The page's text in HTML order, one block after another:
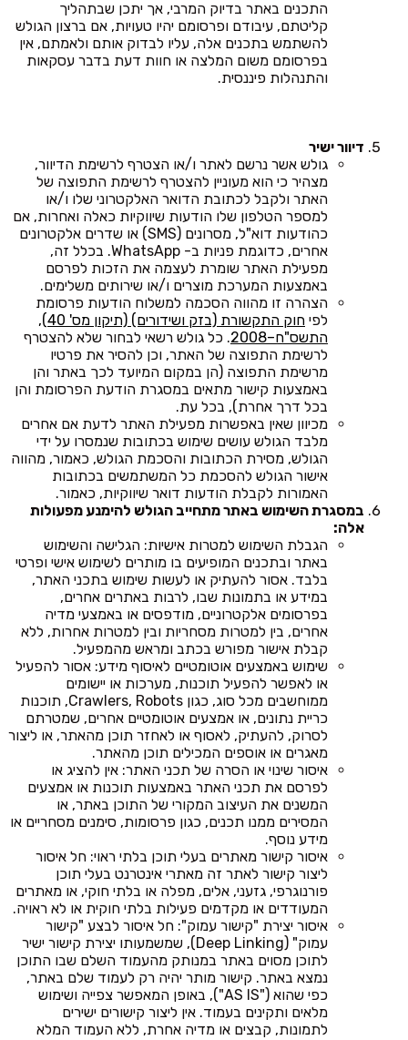
התכנים באתר בדיוק המרבי, אך יתכן שבתהליך
קליטתם, עיבודם ופרסומם יהיו טעויות, אם ברצון הגולש
להשתמש בתכנים אלה, עליו לבדוק אותם ולאמתם, אין
בפרסומם משום המלצה או חוות דעת בדבר עסקאות
והתנהלות פיננסית.
דיוור ישיר
גולש אשר נרשם לאתר ו/או הצטרף לרשימת הדיוור,
מצהיר כי הוא מעוניין להצטרף לרשימת התפוצה של
האתר ולקבל לכתובת הדואר האלקטרוני שלו ו/או
למספר הטלפון שלו הודעות שיווקיות כאלה ואחרות, אם
כהודעות דוא"ל, מסרונים (SMS) או שדרים אלקטרונים
אחרים, כדוגמת פניות ב- WhatsApp. בכלל זה,
מפעילת האתר שומרת לעצמה את הזכות לפרסם
באמצעות המערכת מוצרים ו/או שירותים משלימים.
הצהרה זו מהווה הסכמה למשלוח הודעות פרסומת
לפי
חוק התקשורת (בזק ושידורים) (תיקון מס' 40),
התשס"ח–2008
. כל גולש רשאי לבחור שלא להצטרף
לרשימת התפוצה של האתר, וכן להסיר את פרטיו
מרשימת התפוצה (הן במקום המיועד לכך באתר והן
באמצעות קישור מתאים במסגרת הודעת הפרסומת והן
בכל דרך אחרת), בכל עת.
מכיוון שאין באפשרות מפעילת האתר לדעת אם אחרים
מלבד הגולש עושים שימוש בכתובות שנמסרו על ידי
הגולש, מסירת הכתובות והסכמת הגולש, כאמור, מהווה
אישור הגולש להסכמת כל המשתמשים בכתובות
האמורות לקבלת הודעות דואר שיווקיות, כאמור.
במסגרת השימוש באתר מתחייב הגולש להימנע מפעולות
אלה:
הגבלת השימוש למטרות אישיות: הגלישה והשימוש
באתר ובתכנים המופיעים בו מותרים לשימוש אישי ופרטי
בלבד. אסור להעתיק או לעשות שימוש בתכני האתר,
במידע או בתמונות שבו, לרבות באתרים אחרים,
בפרסומים אלקטרוניים, מודפסים או באמצעי מדיה
אחרים, בין למטרות מסחריות ובין למטרות אחרות, ללא
קבלת אישור מפורש בכתב ומראש מהמפעיל.
שימוש באמצעים אוטומטיים לאיסוף מידע: אסור להפעיל
או לאפשר להפעיל תוכנות, מערכות או יישומים
ממוחשבים מכל סוג, כגון Crawlers, Robots, תוכנות
כריית נתונים, או אמצעים אוטומטיים אחרים, שמטרתם
לסרוק, להעתיק, לאסוף או לאחזר תוכן מהאתר, או ליצור
מאגרים או אוספים המכילים תוכן מהאתר.
איסור שינוי או הסרה של תכני האתר: אין להציג או
לפרסם את תכני האתר באמצעות תוכנות או אמצעים
המשנים את העיצוב המקורי של התוכן באתר, או
המסירים ממנו תכנים, כגון פרסומות, סימנים מסחריים או
מידע נוסף.
איסור קישור מאתרים בעלי תוכן בלתי ראוי: חל איסור
ליצור קישור לאתר זה מאתרי אינטרנט בעלי תוכן
פורנוגרפי, גזעני, אלים, מפלה או בלתי חוקי, או מאתרים
המעודדים או מקדמים פעילות בלתי חוקית או לא ראויה.
איסור יצירת "קישור עמוק": חל איסור לבצע "קישור
עמוק" (Deep Linking), שמשמעותו יצירת קישור ישיר
לתוכן מסוים באתר במנותק מהעמוד השלם שבו התוכן
נמצא באתר. קישור מותר יהיה רק לעמוד שלם באתר,
כפי שהוא ("AS IS"), באופן המאפשר צפייה ושימוש
מלאים ותקינים בעמוד. אין ליצור קישורים ישירים
לתמונות, קבצים או מדיה אחרת, ללא העמוד המלא